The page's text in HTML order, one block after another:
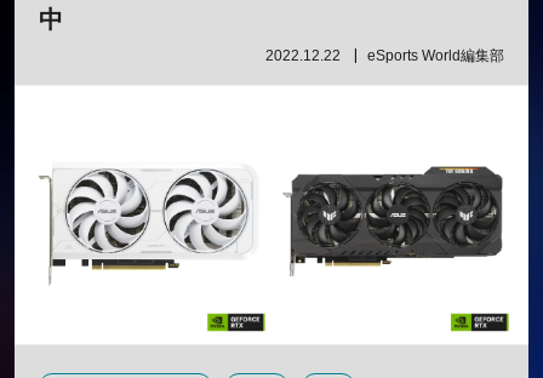
中
2022.12.22 eSports World編集部